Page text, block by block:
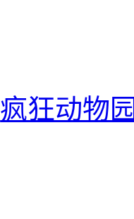
疯狂动物